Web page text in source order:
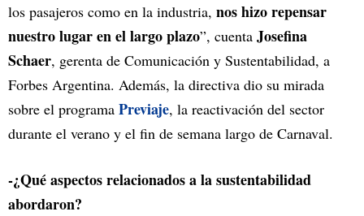
los pasajeros como en la industria, nos hizo repensar
nuestro lugar en el largo plazo”, cuenta Josefina
Schaer, gerenta de Comunicación y Sustentabilidad, a
Forbes Argentina. Además, la directiva dio su mirada
sobre el programa Previaje, la reactivación del sector
durante el verano y el fin de semana largo de Carnaval.
-¿Qué aspectos relacionados a la sustentabilidad
abordaron?